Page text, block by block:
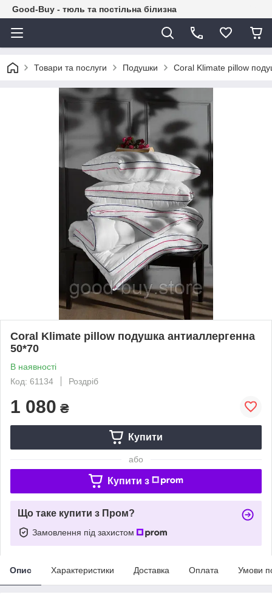
Good-Buy - тюль та постільна білизна
Товари та послуги Подушки Coral Klimate pillow
Coral Klimate pillow подушка антиаллергенна
50*70
В наявності
Код: 61134
Роздріб
1 080 ₴
Купити
або
Купити з
Що таке купити з Пром?
Замовлення під захистом
Опис Характеристики Доставка Оплата Умови